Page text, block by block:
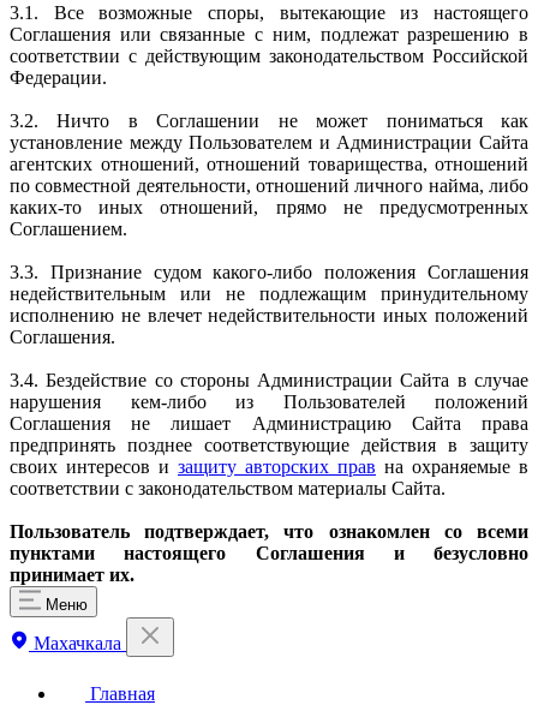
3.1. Все возможные споры, вытекающие из настоящего
Соглашения или связанные с ним, подлежат разрешению в
соответствии с действующим законодательством Российской
Федерации.
3.2. Ничто в Соглашении не может пониматься как
установление между Пользователем и Администрации Сайта
агентских отношений, отношений товарищества, отношений
по совместной деятельности, отношений личного найма, либо
каких-то иных отношений, прямо не предусмотренных
Соглашением.
3.3. Признание судом какого-либо положения Соглашения
недействительным или не подлежащим принудительному
исполнению не влечет недействительности иных положений
Соглашения.
3.4. Бездействие со стороны Администрации Сайта в случае
нарушения кем-либо из Пользователей положений
Соглашения не лишает Администрацию Сайта права
предпринять позднее соответствующие действия в защиту
своих интересов и защиту авторских прав на охраняемые в
соответствии с законодательством материалы Сайта.
Пользователь подтверждает, что ознакомлен со всеми
пунктами настоящего Соглашения и безусловно
принимает их.
Меню
Махачкала
Главная